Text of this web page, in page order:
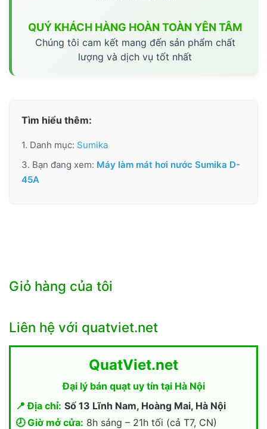
QUÝ KHÁCH HÀNG HOÀN TOÀN YÊN TÂM
Chúng tôi cam kết mang đến sản phẩm chất
lượng và dịch vụ tốt nhất
Tìm hiểu thêm:
1. Danh mục: Sumika
3. Bạn đang xem: Máy làm mát hơi nước Sumika D-
45A
Giỏ hàng của tôi
Liên hệ với quatviet.net
QuatViet.net
Đại lý bán quạt uy tín tại Hà Nội
📍 Địa chỉ: Số 13 Lĩnh Nam, Hoàng Mai, Hà Nội
🕗 Giờ mở cửa: 8h sáng – 21h tối (cả T7, CN)